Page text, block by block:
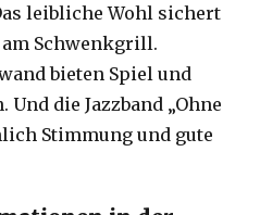
leibliche Wohl sichert
Schwenkgrill.
bieten Spiel und
die Jazzband „Ohne
Stimmung und gute